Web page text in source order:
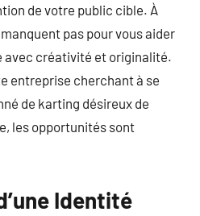
de votre public cible. À
pas pour vous aider
créativité et originalité.
entreprise cherchant à se
de karting désireux de
les opportunités sont
Identité